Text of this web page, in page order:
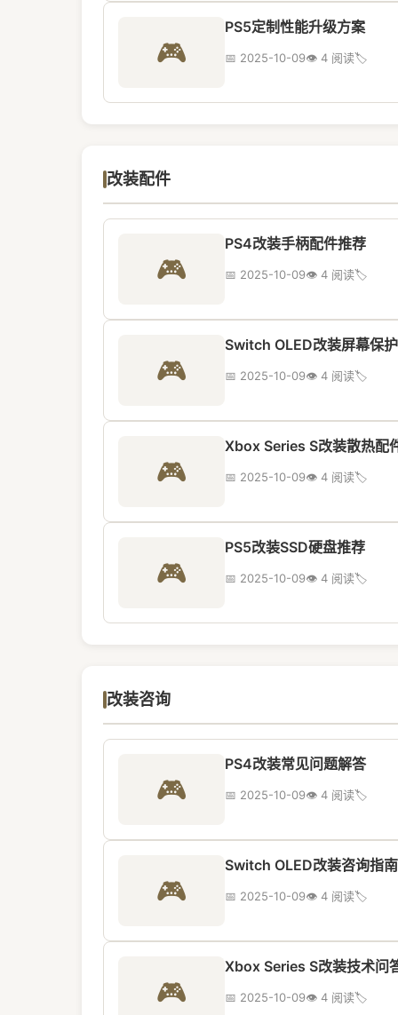
🎮
PS5定制性能升级方案
📅 2025-10-09👁️ 4 阅读🏷️
改装配件
🎮
PS4改装手柄配件推荐
📅 2025-10-09👁️ 4 阅读🏷️
🎮
Switch OLED改装屏幕保
📅 2025-10-09👁️ 4 阅读🏷️
🎮
Xbox Series S改装散热配
📅 2025-10-09👁️ 4 阅读🏷️
🎮
PS5改装SSD硬盘推荐
📅 2025-10-09👁️ 4 阅读🏷️
改装咨询
🎮
PS4改装常见问题解答
📅 2025-10-09👁️ 4 阅读🏷️
🎮
Switch OLED改装咨询指南
📅 2025-10-09👁️ 4 阅读🏷️
🎮
Xbox Series S改装技术问
📅 2025-10-09👁️ 4 阅读🏷️